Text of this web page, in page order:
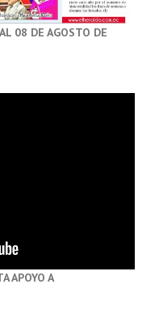
08 DE AGOSTO DE
APOYO A